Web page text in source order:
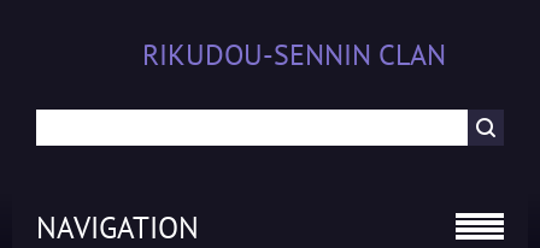
RIKUDOU-SENNIN CLAN
NAVIGATION